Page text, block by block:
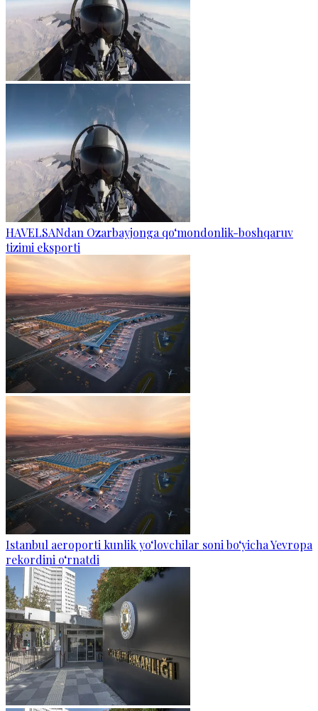
HAVELSANdan Ozarbayjonga qo‘mondonlik-boshqaruv
tizimi eksporti
Istanbul aeroporti kunlik yo‘lovchilar soni bo‘yicha Yevropa
rekordini o‘rnatdi